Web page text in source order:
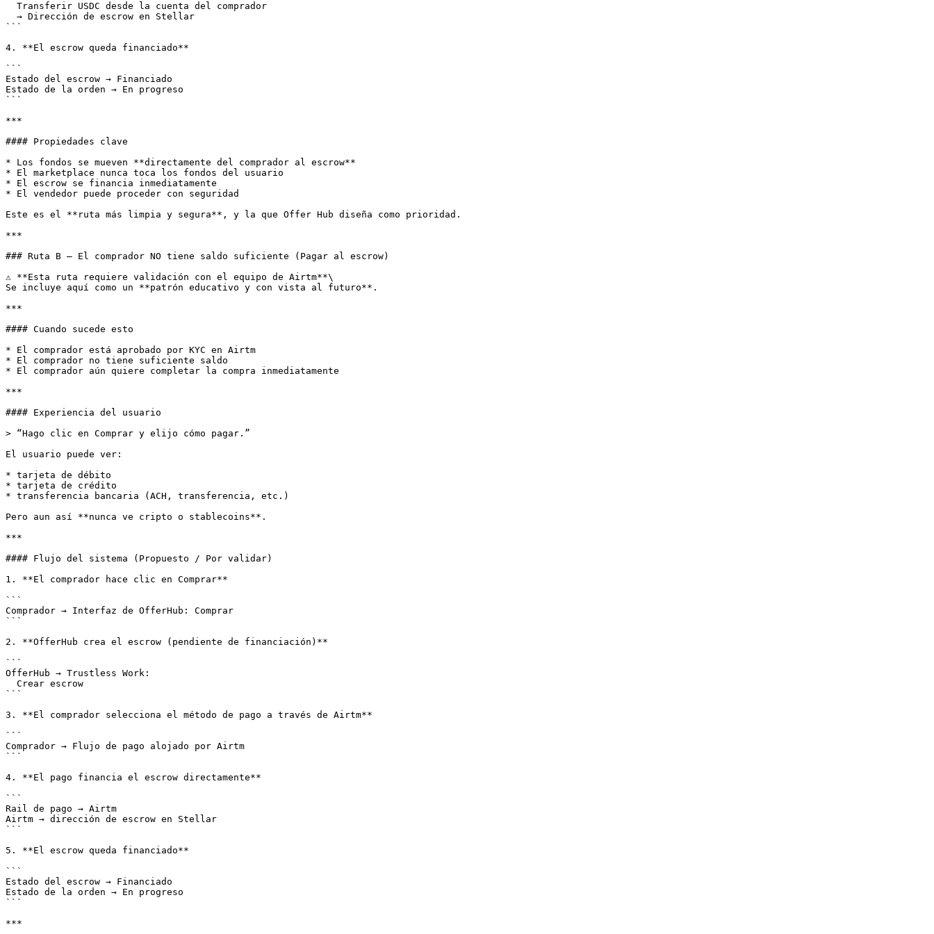
```
4. **El escrow queda financiado**
```
Estado del escrow → Financiado
Estado de la orden → En progreso
```
***
#### Propiedades clave
* Los fondos se mueven **directamente del comprador al escrow**
* El marketplace nunca toca los fondos del usuario
* El escrow se financia inmediatamente
* El vendedor puede proceder con seguridad
Este es el **ruta más limpia y segura**, y la que Offer Hub diseña como prioridad.
***
### Ruta B — El comprador NO tiene saldo suficiente (Pagar al escrow)
⚠️ **Esta ruta requiere validación con el equipo de Airtm**\
Se incluye aquí como un **patrón educativo y con vista al futuro**.
***
#### Cuando sucede esto
* El comprador está aprobado por KYC en Airtm
* El comprador no tiene suficiente saldo
* El comprador aún quiere completar la compra inmediatamente
***
#### Experiencia del usuario
> “Hago clic en Comprar y elijo cómo pagar.”
El usuario puede ver:
* tarjeta de débito
* tarjeta de crédito
* transferencia bancaria (ACH, transferencia, etc.)
Pero aun así **nunca ve cripto o stablecoins**.
***
#### Flujo del sistema (Propuesto / Por validar)
1. **El comprador hace clic en Comprar**
```
Comprador → Interfaz de OfferHub: Comprar
```
2. **OfferHub crea el escrow (pendiente de financiación)**
```
OfferHub → Trustless Work:
```
3. **El comprador selecciona el método de pago a través de Airtm**
```
Comprador → Flujo de pago alojado por Airtm
```
4. **El pago financia el escrow directamente**
```
Rail de pago → Airtm
Airtm → dirección de escrow en Stellar
```
5. **El escrow queda financiado**
```
Estado del escrow → Financiado
Estado de la orden → En progreso
```
***